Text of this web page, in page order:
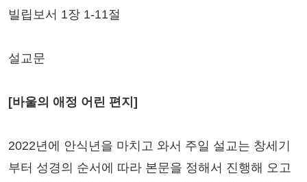
빌립보서 1장 1-11절
설교문
[바울의 애정 어린 편지]
2022년에 안식년을 마치고 와서 주일 설교는 창세기
부터 성경의 순서에 따라 본문을 정해서 진행해 오고